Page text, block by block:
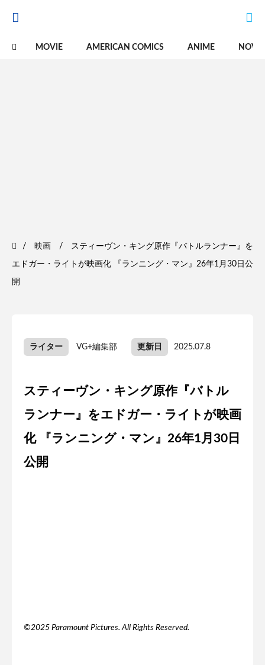
MOVIE AMERICAN COMICS ANIME
映画 スティーヴン・キング原作『バトルランナー』を
エドガー・ライトが映画化 『ランニング・マン』26年1月30日公
開
ライター VG+編集部 更新日 2025.07.8
スティーヴン・キング原作『バトル
ランナー』をエドガー・ライトが映画
化 『ランニング・マン』26年1月30日
公開
©2025 Paramount Pictures. All Rights Reserved.